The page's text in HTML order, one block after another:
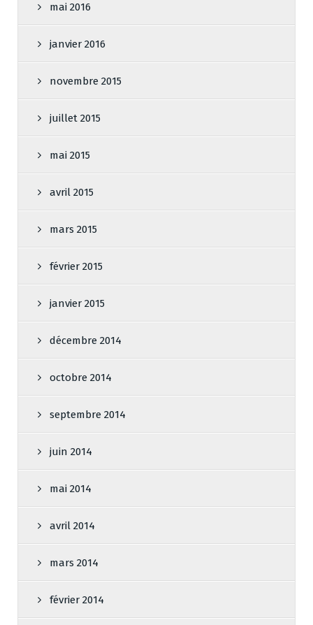
mai 2016
janvier 2016
novembre 2015
juillet 2015
mai 2015
avril 2015
mars 2015
février 2015
janvier 2015
décembre 2014
octobre 2014
septembre 2014
juin 2014
mai 2014
avril 2014
mars 2014
février 2014